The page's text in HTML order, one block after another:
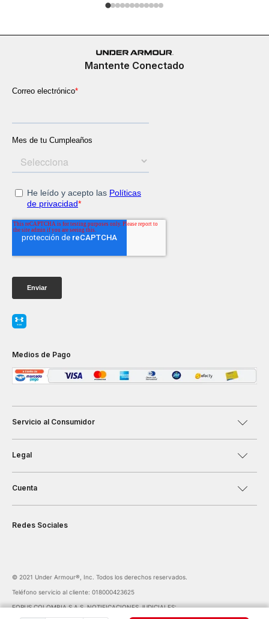
Mantente Conectado
Medios de Pago
Servicio al Consumidor
Legal
Cuenta
Redes Sociales
©️ 2021 Under Armour®️, Inc. Todos los derechos reservados.
Teléfono servicio al cliente: 018000423625
FORUS COLOMBIA S.A.S. NOTIFICACIONES JUDICIALES:
notificaciones@forus.com.co
| Av. Carrera 45 Nº 108-27 BOGOTÁ COLOMBIA